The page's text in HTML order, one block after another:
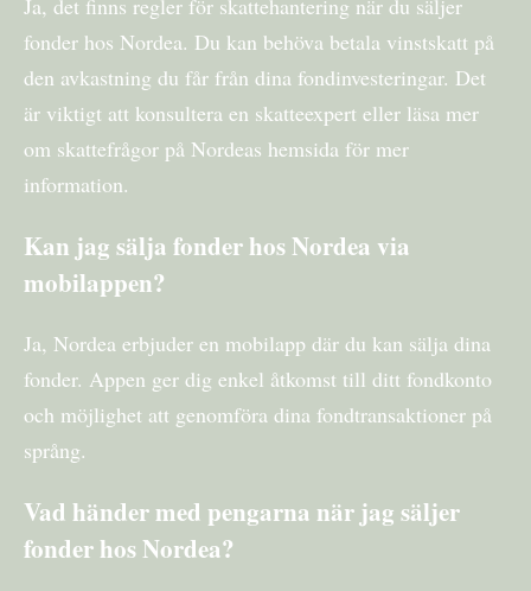
fonder hos Nordea. Du kan behöva betala vinstskatt på
den avkastning du får från dina fondinvesteringar. Det
är viktigt att konsultera en skatteexpert eller läsa mer
om skattefrågor på Nordeas hemsida för mer
information.
Kan jag sälja fonder hos Nordea via
mobilappen?
Ja, Nordea erbjuder en mobilapp där du kan sälja dina
fonder. Appen ger dig enkel åtkomst till ditt fondkonto
och möjlighet att genomföra dina fondtransaktioner på
språng.
Vad händer med pengarna när jag säljer
fonder hos Nordea?